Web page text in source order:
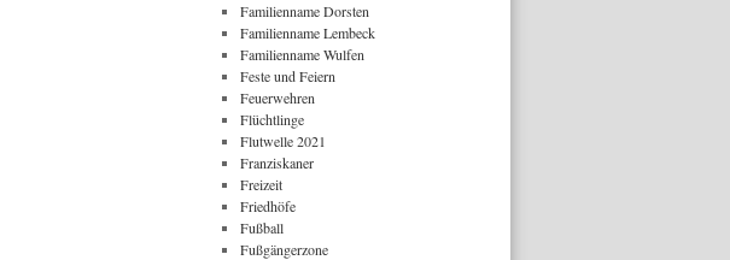
Familienname Dorsten
Familienname Lembeck
Familienname Wulfen
Feste und Feiern
Feuerwehren
Flüchtlinge
Flutwelle 2021
Franziskaner
Freizeit
Friedhöfe
Fußball
Fußgängerzone